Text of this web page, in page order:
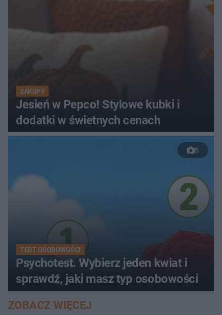
ZAKUPY
Jesień w Pepco! Stylowe kubki i
dodatki w świetnych cenach
5
TEST OSOBOWOŚCI
Psychotest. Wybierz jeden kwiat i
sprawdź, jaki masz typ osobowości
ZOBACZ WIĘCEJ